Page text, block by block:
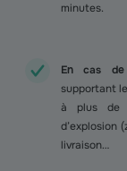
minutes.
En cas de
supportant
à plus de
d’explosion
livraison…